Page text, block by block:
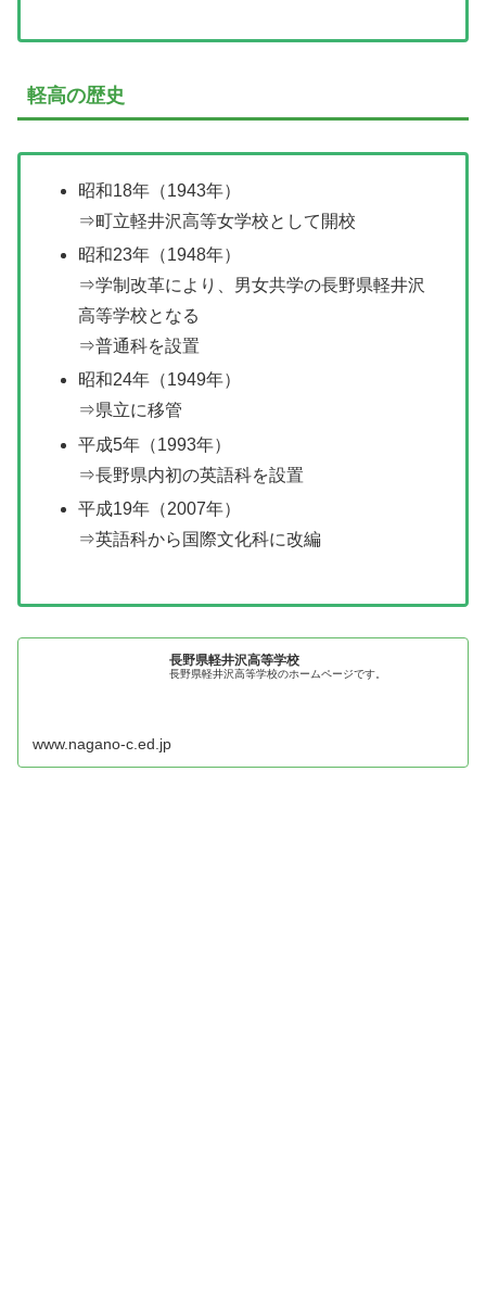
軽高の歴史
昭和18年（1943年）
⇒町立軽井沢高等女学校として開校
昭和23年（1948年）
⇒学制改革により、男女共学の長野県軽井沢
高等学校となる
⇒普通科を設置
昭和24年（1949年）
⇒県立に移管
平成5年（1993年）
⇒長野県内初の英語科を設置
平成19年（2007年）
⇒英語科から国際文化科に改編
長野県軽井沢高等学校
長野県軽井沢高等学校のホームページです。
www.nagano-c.ed.jp